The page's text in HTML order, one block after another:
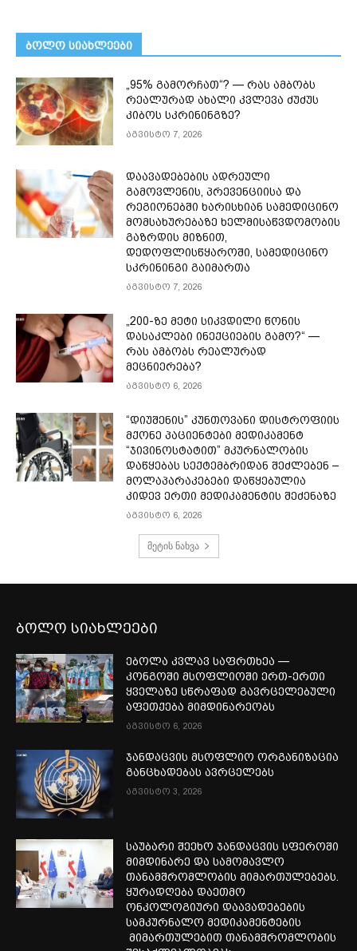
ᲑᲝᲚᲝ ᲡᲘᲐᲮᲚᲔᲔᲑᲘ
„95% გამორჩათ“? — რას ამბობს
რეალურად ახალი კვლევა ძუძუს
კიბოს სკრინინგზე?
აგვისტო 7, 2026
დაავადებების ადრეული
გამოვლენის, პრევენციისა და
რეგიონებში ხარისხიან სამედიცინო
მომსახურებაზე ხელმისაწვდომობის
გაზრდის მიზნით,
დედოფლისწყაროში, სამედიცინო
სკრინინგი გაიმართა
აგვისტო 7, 2026
„200-ზე მეტი სიკვდილი წონის
დასაკლები ინექციების გამო?“ —
რას ამბობს რეალურად
მეცნიერება?
აგვისტო 6, 2026
“დიუშენის” კუნთოვანი დისტროფიის
მქონე პაციენტები მედიკამენტ
“ჯივინოსტატით” მკურნალობის
დაწყებას სექტემბრიდან შეძლებენ –
მოლაპარაკებები დაწყებულია
კიდევ ერთი მედიკამენტის შეძენაზე
აგვისტო 6, 2026
მეტის ნახვა
ბოლო სიახლეები
ებოლა კვლავ საფრთხეა —
კონგოში მსოფლიოში ერთ-ერთი
ყველაზე სწრაფად გავრცელებული
აფეთქება მიმდინარეობს
აგვისტო 6, 2026
ჯანდაცვის მსოფლიო ორგანიზაცია
განცხადებას ავრცელებს
აგვისტო 3, 2026
საუბარი შეეხო ჯანდაცვის სფეროში
მიმდინარე და სამომავლო
თანამშრომლობის მიმართულებებს.
ყურადღება დაეთმო
ონკოლოგიური დაავადებების
სამკურნალო მედიკამენტების
მიმართულებით თანამშრომლობის